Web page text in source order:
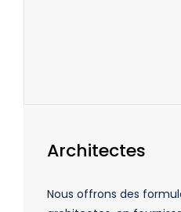
Architectes
Nous offrons des